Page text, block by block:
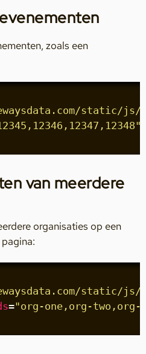
zoals een
static/js/
van meerdere
organisaties op een
static/js/
="org-one,org-two,org-